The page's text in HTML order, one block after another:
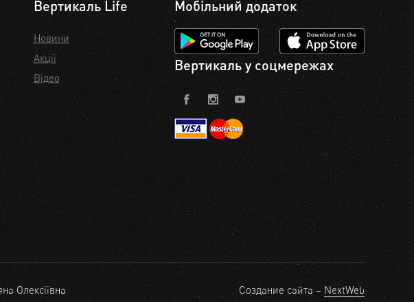
Вертикаль Life
Новини
Акції
Відео
Мобільний додаток
Вертикаль у соцмережах
Олексіївна Создание сайта – NextWeb